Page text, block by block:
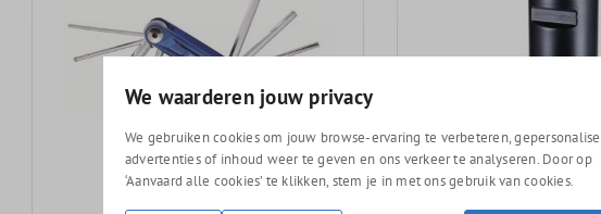
We waarderen jouw privacy
We gebruiken cookies om jouw browse-ervaring te verbeteren,
advertenties of inhoud weer te geven en ons verkeer te analyseren. Door op
‘Aanvaard alle cookies’ te klikken, stem je in met ons gebruik van cookies.